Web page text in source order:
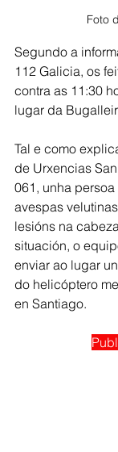
Foto
Segundo a
112 Galicia, os
contra as 11:30
lugar da
Tal e como
de Urxencias
061, unha
avespas
lesións na
situación, o
enviar ao lugar
do helicóptero
en Santiago.